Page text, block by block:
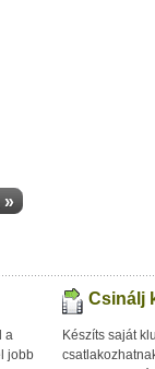
»
a
jobb
Csinálj
Készíts saját